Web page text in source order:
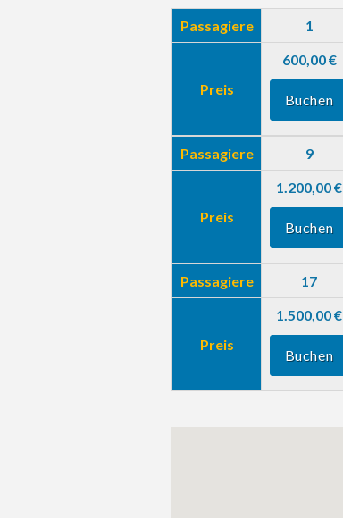
Passagiere 1
Preis
600,00 €
Buchen
Passagiere 9
Preis
1.200,00 €
Buchen
Passagiere 17
Preis
1.500,00 €
Buchen